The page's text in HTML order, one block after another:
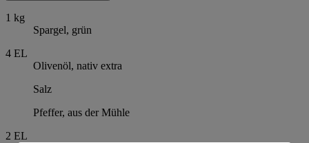
1 kg
Spargel, grün
4 EL
Olivenöl, nativ extra
Salz
Pfeffer, aus der Mühle
2 EL